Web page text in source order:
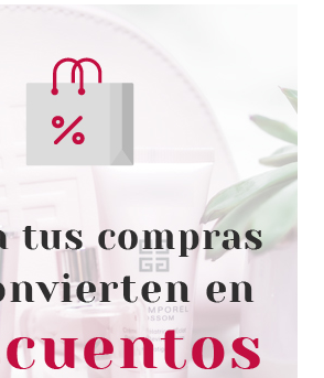
CATRICE
POOLSIDE OF LIFE
WATERPOOF 03
LEMONADE
3.99€
desde
3.40€